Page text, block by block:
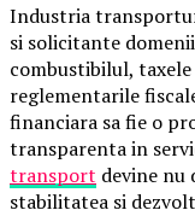
Industria
si solicitante
combustibilul,
reglementarile
financiara sa fie o
transparenta in
transport devine nu
stabilitatea si